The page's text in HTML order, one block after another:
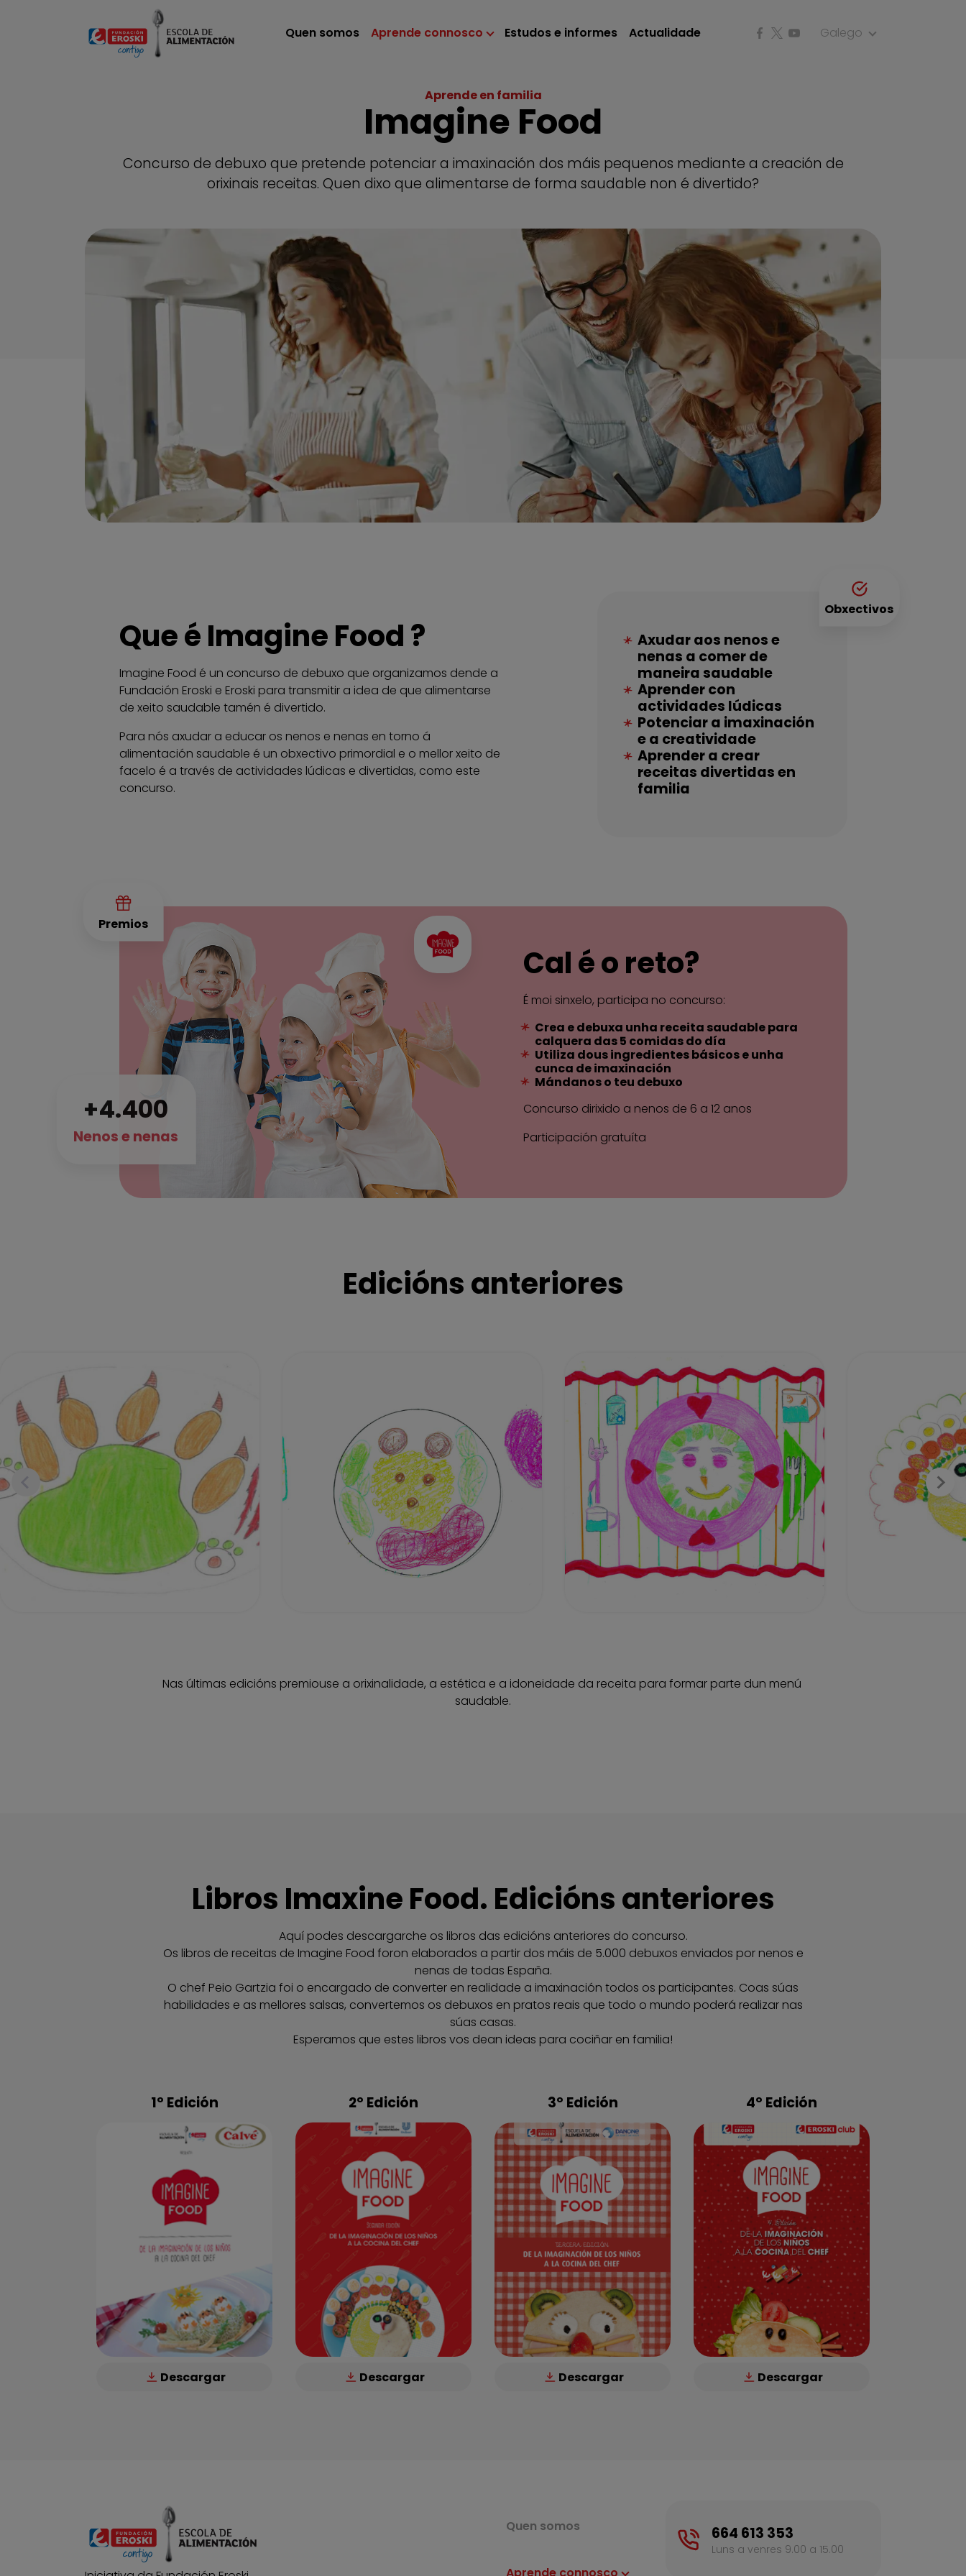
Quen somos
Aprende connosco Estudos e informes Actualidade Galego
Aprende en familia
Imagine Food
Concurso de debuxo que pretende potenciar a imaxinación dos máis pequenos mediante a creación de
orixinais receitas. Quen dixo que alimentarse de forma saudable non é divertido?
Que éImagine Food?
Imagine Food é un concurso de debuxo que organizamos dende a
Fundación Eroski e Eroski para transmitir a idea de que alimentarse
de xeito saudable tamén é divertido.
Para nós axudar a educar os nenos e nenas en torno á
alimentación saudable é un obxectivo primordial e o mellor xeito de
facelo é a través de actividades lúdicas e divertidas, como este
concurso.
Obxectivos
Axudar aos nenos e
nenas a comer de
maneira saudable
Aprender con
actividades lúdicas
Potenciar a imaxinación
e a creatividade
Aprender a crear
receitas divertidas en
familia
Premios
Imaxe
4.400
Nenos e nenas
Cal é o reto?
É moi sinxelo, participa no concurso:
Crea e debuxa unha receita saudable para
calquera das 5 comidas do día
Utiliza dous ingredientes básicos e unha
cunca de imaxinación
Mándanos o teu debuxo
Concurso dirixido a nenos de 6 a 12 anos
Participación gratuíta
Edicións anteriores
Nas últimas edicións premiouse a orixinalidade, a estética e a idoneidade da receita para formar parte dun menú
saudable.
Libros Imaxine Food. Edicións anteriores
Aquí podes descargarche os libros das edicións anteriores do concurso.
Os libros de receitas de Imagine Food foron elaborados a partir dos máis de 5.000 debuxos enviados por nenos e
nenas de todas España.
O chef Peio Gartzia foi o encargado de converter en realidade a imaxinación todos os participantes. Coas súas
habilidades e as mellores salsas, convertemos os debuxos en pratos reais que todo o mundo poderá realizar nas
súas casas.
Esperamos que estes libros vos dean ideas para cociñar en familia!
1º Edición
Descargar
2º Edición
Descargar
3º Edición
Descargar
4º Edición
Descargar
Quen somos 664 613 353
Luns a venres 9.00 a 15.00